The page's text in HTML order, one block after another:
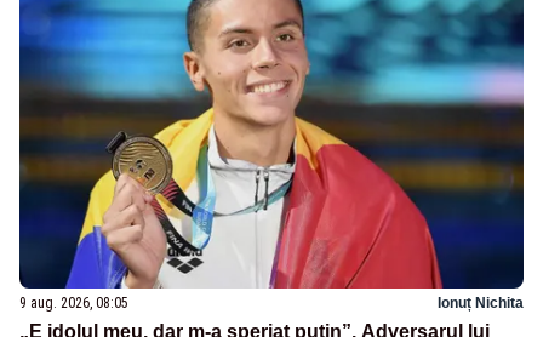
9 aug. 2026, 08:05 Ionuț Nichita
„E idolul meu, dar m-a speriat puțin”. Adversarul lui